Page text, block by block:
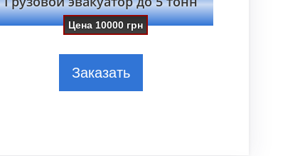
Цена 10000 грн
Заказать